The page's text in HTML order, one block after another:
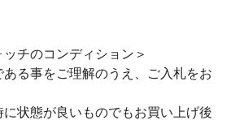
チのコンディション＞
る事をご理解のうえ、ご入札をお
状態が良いものでもお買い上げ後